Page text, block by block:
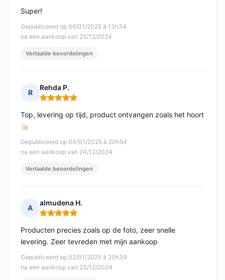
Gepubliceerd op 06/01/2025 à 13h34
na een aankoop van 25/12/2024
Super!
Vertaalde beoordelingen
R
Rehda P.
Opmerking: 5 van 5
Gepubliceerd op 04/01/2025 à 20h54
na een aankoop van 24/12/2024
Top, levering op tijd, product ontvangen zoals het hoort
Vertaalde beoordelingen
A
almudena H.
Opmerking: 5 van 5
Gepubliceerd op 02/01/2025 à 20h39
na een aankoop van 23/12/2024
Producten precies zoals op de foto, zeer snelle
levering. Zeer tevreden met mijn aankoop